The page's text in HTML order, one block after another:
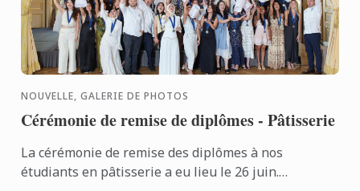
NOUVELLE, GALERIE DE PHOTOS
Cérémonie de remise de diplômes - Pâtisserie
La cérémonie de remise des diplômes à nos
étudiants en pâtisserie a eu lieu le 26 juin.